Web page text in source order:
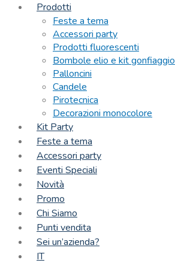
Prodotti
Feste a tema
Accessori party
Prodotti fluorescenti
Bombole elio e kit gonfiaggio
Palloncini
Candele
Pirotecnica
Decorazioni monocolore
Kit Party
Feste a tema
Accessori party
Eventi Speciali
Novità
Promo
Chi Siamo
Punti vendita
Sei un’azienda?
IT